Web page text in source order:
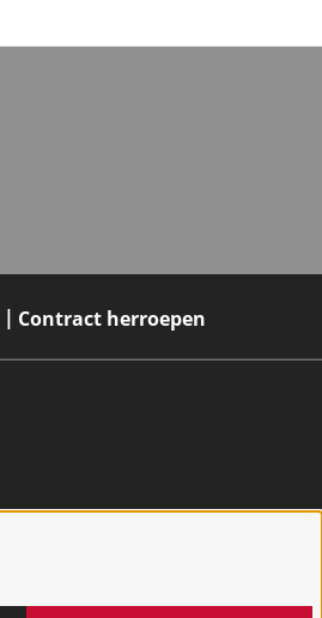
Contract herroepen